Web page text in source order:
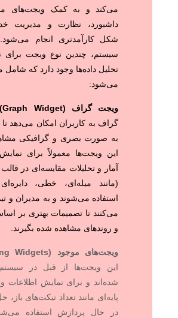
می‌کند و به کمک ویجت‌های
داشبورد، نظارت و مدیریت
شکل کارآمدتری انجام
سیستم، چندین نوع ویجت برای
تحلیل داده‌ها وجود دارد که شامل
می‌شود:
ویجت گراف (Graph Widget):
گراف به کاربران امکان می‌دهد تا
به صورت بصری و گرافیکی
این ویجت‌ها معمولاً برای نمایش
آمار و تحلیلات مقایسه‌ای در قالب
(مانند میله‌ای، خطی،
استفاده می‌شوند و به مدیران و
می‌کنند تا تصمیمات بهتری بر
و روندهای مشاهده شده بگیرند.
ویجت‌های موجود (Existing Widgets):
این ویجت‌ها از قبل در
شده‌اند و برای نمایش اطلاعات و
پایه‌ای مانند تعداد تیکت‌های باز،
در حال پردازش استفاده